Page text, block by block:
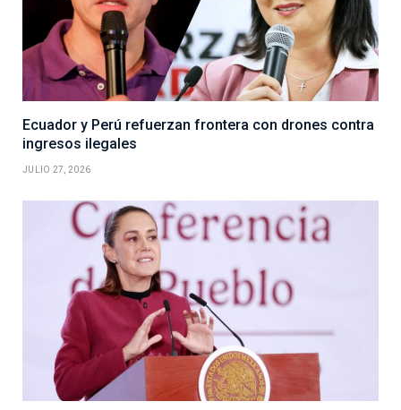
Ecuador y Perú refuerzan frontera con drones contra
ingresos ilegales
JULIO 27, 2026